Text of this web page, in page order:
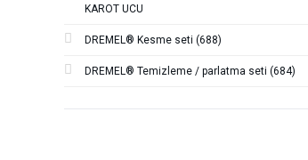
KAROT UCU
DREMEL® Kesme seti (688)
DREMEL® Temizleme / parlatma seti (684)